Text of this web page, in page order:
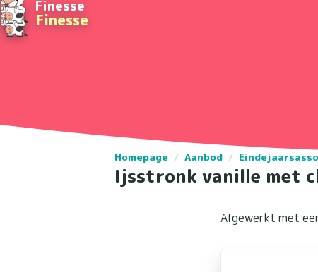
Finesse
Finesse
Homepage / Aanbod /
Ijsstronk vanille met
Afgewerkt met